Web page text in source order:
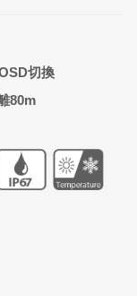
切換
80m